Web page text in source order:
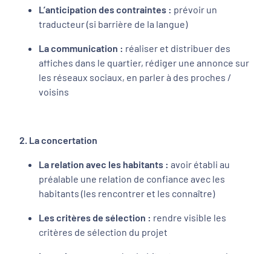
L’anticipation des contraintes : prévoir un
traducteur (si barrière de la langue)
La communication : réaliser et distribuer des
affiches dans le quartier, rédiger une annonce sur
les réseaux sociaux, en parler à des proches /
voisins
2. La concertation
La relation avec les habitants : avoir établi au
préalable une relation de confiance avec les
habitants (les rencontrer et les connaître)
Les critères de sélection : rendre visible les
critères de sélection du projet